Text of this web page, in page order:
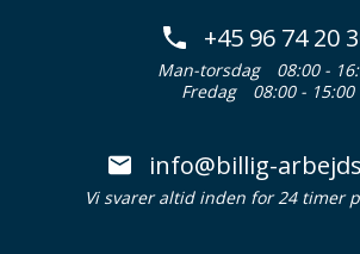
+45 96 74 20
Man-torsdag
08:00 -
Fredag
08:00 - 15:00
info@billig-
Vi svarer altid inden for 24 timer